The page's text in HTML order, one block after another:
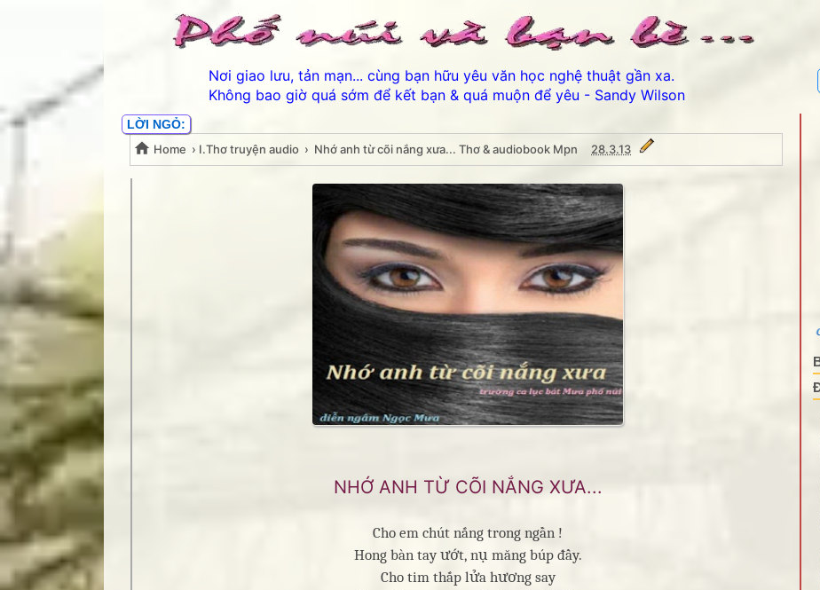
Nơi giao lưu, tản mạn... cùng bạn hữu yêu văn học nghệ thuật gần xa.
Không bao giờ quá sớm để kết bạn & quá muộn để yêu - Sandy Wilson
LỜI NGỎ:
Home › I.Thơ truyện audio › Nhớ anh từ cõi nắng xưa... Thơ & audiobook Mpn 28.3.13
Nhớ anh từ cõi nắng xưa... Thơ & audiobook Mpn
NHỚ ANH TỪ CÕI NẮNG XƯA...
Cho em chút nắng trong ngần !
Hong bàn tay ướt, nụ măng búp đầy.
Cho tim thắp lửa hương say
Thân ái chào các bạn đến với